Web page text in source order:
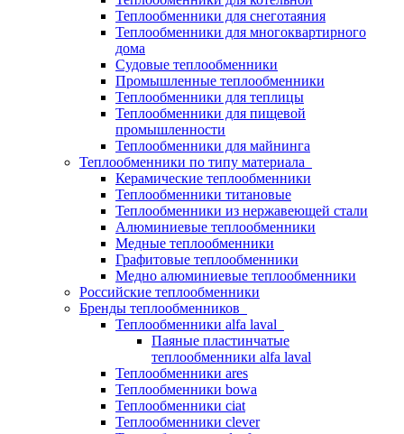
Теплообменники для снеготаяния
Теплообменники для многоквартирного
дома
Судовые теплообменники
Промышленные теплообменники
Теплообменники для теплицы
Теплообменники для пищевой
промышленности
Теплообменники для майнинга
Теплообменники по типу материала
Керамические теплообменники
Теплообменники титановые
Теплообменники из нержавеющей стали
Алюминиевые теплообменники
Медные теплообменники
Графитовые теплообменники
Медно алюминиевые теплообменники
Российские теплообменники
Бренды теплообменников
Теплообменники alfa laval
Паяные пластинчатые
теплообменники alfa laval
Теплообменники ares
Теплообменники bowa
Теплообменники ciat
Теплообменники clever